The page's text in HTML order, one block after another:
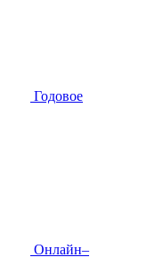
Годовое
Онлайн–